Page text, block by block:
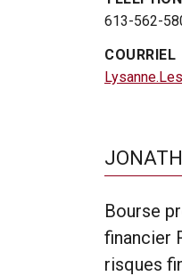
613-562-
COURRIEL
Bourse
financier
risques